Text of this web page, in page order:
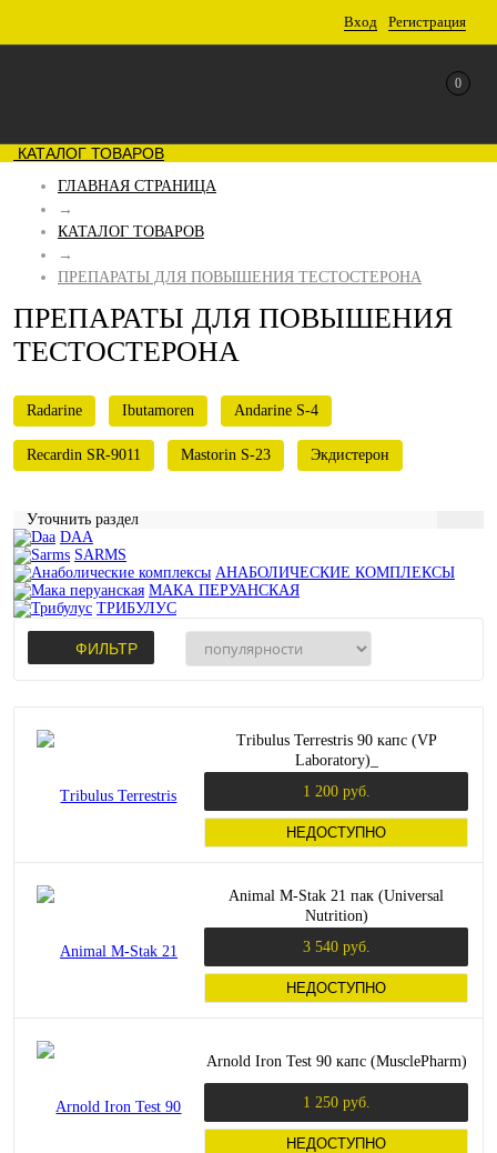
Вход Регистрация
0
КАТАЛОГ ТОВАРОВ
ГЛАВНАЯ СТРАНИЦА
→
КАТАЛОГ ТОВАРОВ
→
ПРЕПАРАТЫ ДЛЯ ПОВЫШЕНИЯ ТЕСТОСТЕРОНА
ПРЕПАРАТЫ ДЛЯ ПОВЫШЕНИЯ
ТЕСТОСТЕРОНА
Radarine Ibutamoren Andarine S-4
Recardin SR-9011 Mastorin S-23 Экдистерон
Уточнить раздел
DAA
SARMS
АНАБОЛИЧЕСКИЕ КОМПЛЕКСЫ
МАКА ПЕРУАНСКАЯ
ТРИБУЛУС
ФИЛЬТР
Tribulus Terrestris 90 капс (VP
Laboratory)_
1 200 руб.
НЕДОСТУПНО
Animal M-Stak 21 пак (Universal
Nutrition)
3 540 руб.
НЕДОСТУПНО
Arnold Iron Test 90 капс (MusclePharm)
1 250 руб.
НЕДОСТУПНО